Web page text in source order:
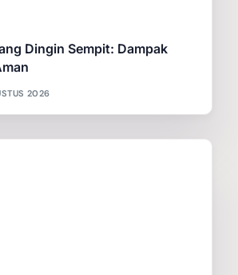
Dingin Sempit: Dampak
2026